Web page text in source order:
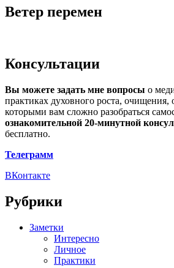
Ветер перемен
Консультации
Вы можете задать мне вопросы о
практиках духовного роста, очищения,
которыми вам сложно разобраться
ознакомительной 20-минутной
бесплатно.
Телеграмм
ВКонтакте
Рубрики
Заметки
Интересно
Личное
Практики